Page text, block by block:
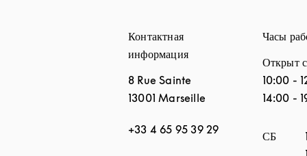
Контактная
информация
8 Rue Sainte
13001 Marseille
+33 4 65 95 39 29
Часы
Открыт
10:00 -
14:00 -
День
СБ